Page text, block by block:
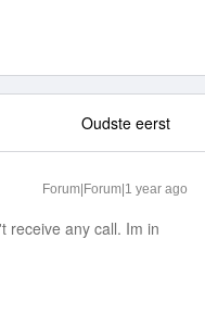
Oudste eerst
Forum|Forum|1 year ago
receive any call. Im in